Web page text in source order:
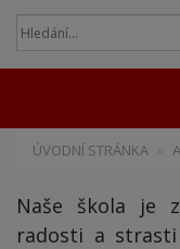
ÚVODNÍ STRÁNKA
Naše škola je
radosti a strasti